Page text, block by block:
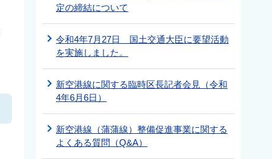
定の締結について
令和4年7月27日 国土交通大臣に要望活動
を実施しました。
新空港線に関する臨時区長記者会見（令和
4年6月6日）
新空港線（蒲蒲線）整備促進事業に関する
よくある質問（Q&A）